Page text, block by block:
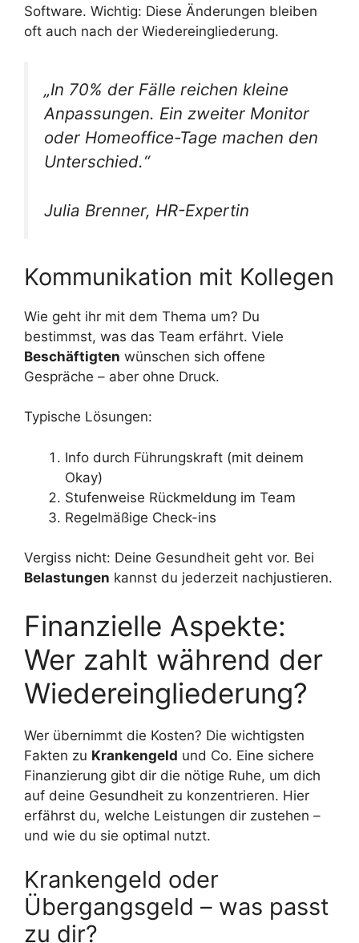
Software. Wichtig: Diese Änderungen bleiben
oft auch nach der Wiedereingliederung.
„In 70% der Fälle reichen kleine
Anpassungen. Ein zweiter Monitor
oder Homeoffice-Tage machen den
Unterschied.“
Julia Brenner, HR-Expertin
Kommunikation mit Kollegen
Wie geht ihr mit dem Thema um? Du
bestimmst, was das Team erfährt. Viele
Beschäftigten wünschen sich offene
Gespräche – aber ohne Druck.
Typische Lösungen:
Info durch Führungskraft (mit deinem
Okay)
Stufenweise Rückmeldung im Team
Regelmäßige Check-ins
Vergiss nicht: Deine Gesundheit geht vor. Bei
Belastungen kannst du jederzeit nachjustieren.
Finanzielle Aspekte:
Wer zahlt während der
Wiedereingliederung?
Wer übernimmt die Kosten? Die wichtigsten
Fakten zu Krankengeld und Co. Eine sichere
Finanzierung gibt dir die nötige Ruhe, um dich
auf deine Gesundheit zu konzentrieren. Hier
erfährst du, welche Leistungen dir zustehen –
und wie du sie optimal nutzt.
Krankengeld oder
Übergangsgeld – was passt
zu dir?